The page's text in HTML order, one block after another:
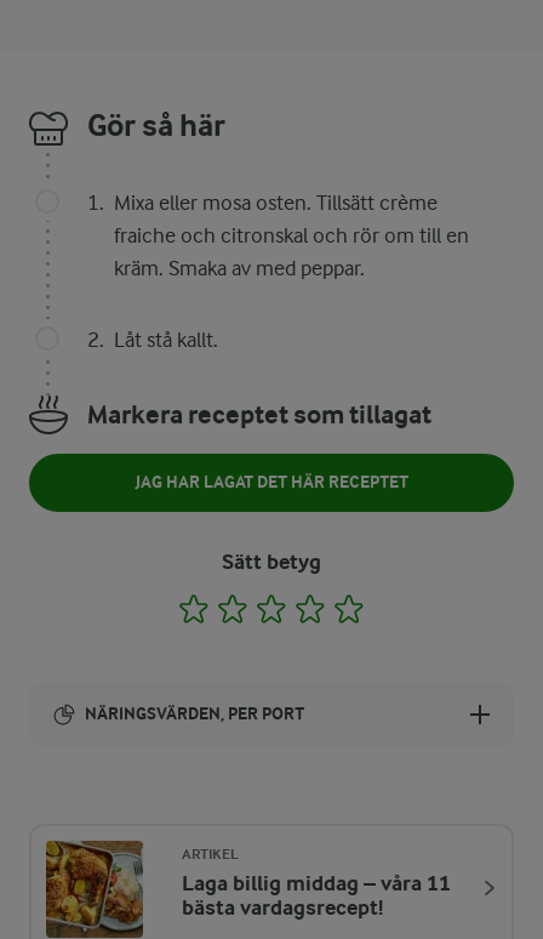
Gör så här
Mixa eller mosa osten. Tillsätt crème
fraiche och citronskal och rör om till en
kräm. Smaka av med peppar.
Låt stå kallt.
Markera receptet som tillagat
JAG HAR LAGAT DET HÄR RECEPTET
Sätt betyg
1 2 3 4
NÄRINGSVÄRDEN, PER PORT
ENERGIDISTRIBUTION %
NÄRINGSVÄRDEN PER PORT
ARTIKEL
Laga billig middag – våra 11
bästa vardagsrecept!